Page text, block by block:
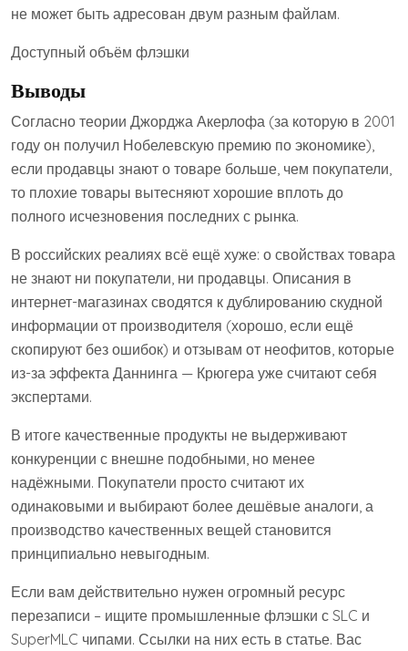
не может быть адресован двум разным файлам.
Доступный объём флэшки
Выводы
Согласно теории Джорджа Акерлофа (за которую в 2001
году он получил Нобелевскую премию по экономике),
если продавцы знают о товаре больше, чем покупатели,
то плохие товары вытесняют хорошие вплоть до
полного исчезновения последних с рынка.
В российских реалиях всё ещё хуже: о свойствах товара
не знают ни покупатели, ни продавцы. Описания в
интернет-магазинах сводятся к дублированию скудной
информации от производителя (хорошо, если ещё
скопируют без ошибок) и отзывам от неофитов, которые
из-за эффекта Даннинга — Крюгера уже считают себя
экспертами.
В итоге качественные продукты не выдерживают
конкуренции с внешне подобными, но менее
надёжными. Покупатели просто считают их
одинаковыми и выбирают более дешёвые аналоги, а
производство качественных вещей становится
принципиально невыгодным.
Если вам действительно нужен огромный ресурс
перезаписи – ищите промышленные флэшки с SLC и
SuperMLC чипами. Ссылки на них есть в статье. Вас